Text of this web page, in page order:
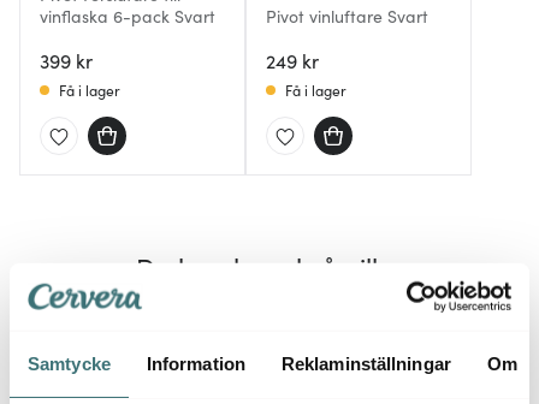
Samtycke Information Reklaminställningar Om
vinflaska 6-pack Svart
399 kr
Få i lager
Pivot vinluftare Svart
249 kr
Få i lager
Du kanske också gillar